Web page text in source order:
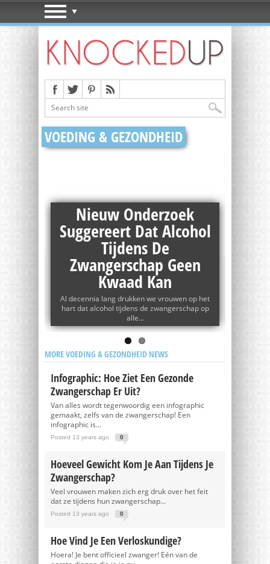
VOEDING & GEZONDHEID
Nieuw Onderzoek
Suggereert Dat Alcohol
Tijdens De
Zwangerschap Geen
Kwaad Kan
Al decennia lang drukken we vrouwen op het
hart dat alcohol tijdens de zwangerschap op
alle...
MORE VOEDING & GEZONDHEID NEWS
Infographic: Hoe Ziet Een Gezonde
Zwangerschap Er Uit?
Van alles wordt tegenwoordig een infographic
gemaakt, zelfs van de zwangerschap! Een
infographic is...
Posted 13 years ago 0
Hoeveel Gewicht Kom Je Aan Tijdens Je
Zwangerschap?
Veel vrouwen maken zich erg druk over het feit
dat ze tijdens hun zwangerschap...
Posted 13 years ago 0
Hoe Vind Je Een Verloskundige?
Hoera! Je bent officieel zwanger! Eén van de